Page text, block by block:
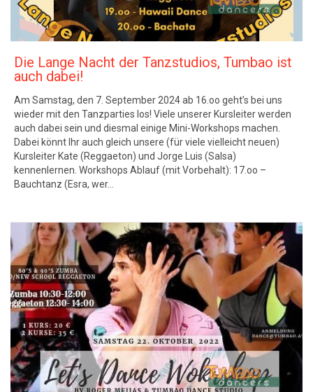
Die Lange Nacht der Tanzstudios, Tumbao ist
auch dabei!
Am Samstag, den 7. September 2024 ab 16.oo geht’s bei uns
wieder mit den Tanzparties los! Viele unserer Kursleiter werden
auch dabei sein und diesmal einige Mini-Workshops machen.
Dabei könnt Ihr auch gleich unsere (für viele vielleicht neuen)
Kursleiter Kate (Reggaeton) und Jorge Luis (Salsa)
kennenlernen. Workshops Ablauf (mit Vorbehalt): 17.oo –
Bauchtanz (Esra, wer…